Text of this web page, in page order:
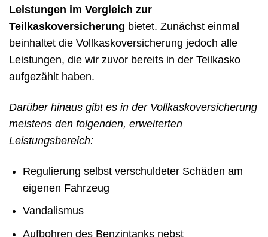
Leistungen im Vergleich zur
Teilkaskoversicherung bietet. Zunächst einmal
beinhaltet die Vollkaskoversicherung jedoch alle
Leistungen, die wir zuvor bereits in der Teilkasko
aufgezählt haben.
Darüber hinaus gibt es in der Vollkaskoversicherung
meistens den folgenden, erweiterten
Leistungsbereich:
Regulierung selbst verschuldeter Schäden am
eigenen Fahrzeug
Vandalismus
Aufbohren des Benzintanks nebst